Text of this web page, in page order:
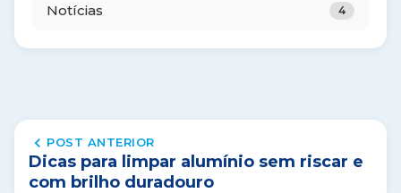
Notícias 4
POST ANTERIOR
Dicas para limpar alumínio sem riscar e
com brilho duradouro